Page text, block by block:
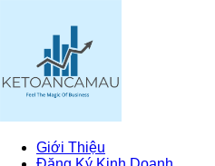
Giới Thiệu